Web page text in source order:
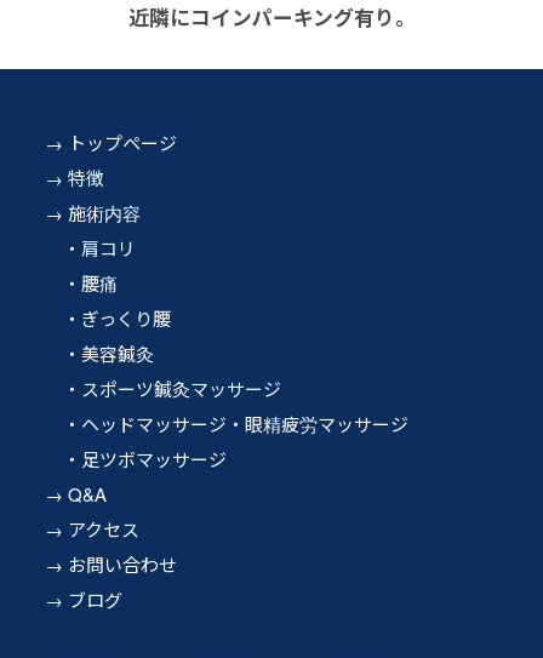
近隣にコインパーキング有り。
トップページ
特徴
施術内容
肩コリ
腰痛
ぎっくり腰
美容鍼灸
スポーツ鍼灸マッサージ
ヘッドマッサージ・眼精疲労マッサージ
足ツボマッサージ
Q&A
アクセス
お問い合わせ
ブログ